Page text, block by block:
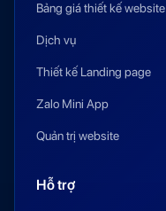
Bảng giá thiết kế website
Dịch vụ
Thiết kế Landing page
Zalo Mini App
Quản trị website
Hỗ trợ